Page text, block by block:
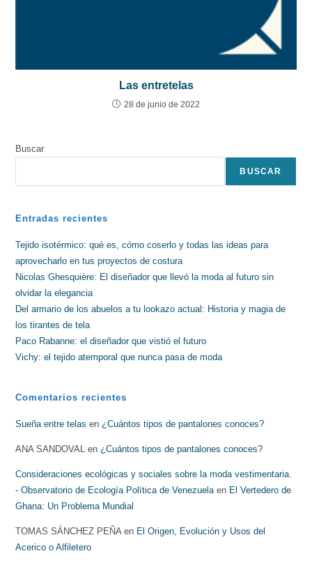
Las entretelas
28 de junio de 2022
Buscar
BUSCAR
Entradas recientes
Tejido isotérmico: qué es, cómo coserlo y todas las ideas para
aprovecharlo en tus proyectos de costura
Nicolas Ghesquière: El diseñador que llevó la moda al futuro sin
olvidar la elegancia
Del armario de los abuelos a tu lookazo actual: Historia y magia de
los tirantes de tela
Paco Rabanne: el diseñador que vistió el futuro
Vichy: el tejido atemporal que nunca pasa de moda
Comentarios recientes
Sueña entre telas en¿Cuántos tipos de pantalones conoces?
ANA SANDOVAL en¿Cuántos tipos de pantalones conoces?
Consideraciones ecológicas y sociales sobre la moda vestimentaria.
- Observatorio de Ecología Política de Venezuelaen El Vertedero de
Ghana: Un Problema Mundial
TOMAS SÁNCHEZ PEÑAen El Origen, Evolución y Usos del
Acerico o Alfiletero